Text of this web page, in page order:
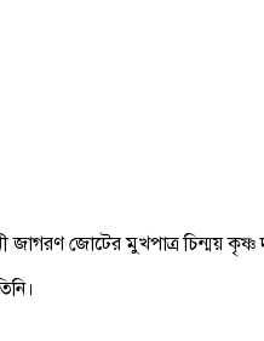
জোটের মুখপাত্র চিন্ময় কৃষ্ণ